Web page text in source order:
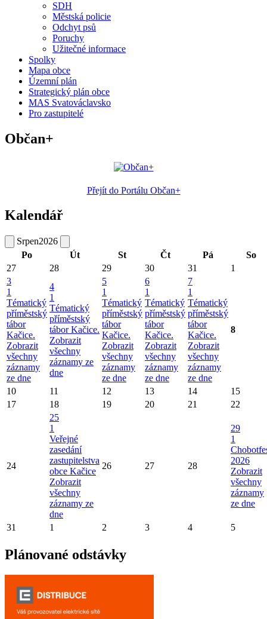
SDH
Městská policie
Odchyt psů
Poruchy
Užitečné informace
Spolky
Mapa obce
Územní plán
Strategický plán obce
MAS Svatováclavsko
Pro zastupitelé
Občan+
Přejít do Portálu Občan+
Kalendář
Srpen2026
Po
Út St Čt Pá
So
27
28 29 30 31
1
3
1
Tématický
příměstský
tábor
Kačice.
Zobrazit
všechny
záznamy
ze dne
4
1
Tématický
příměstský
tábor Kačice.
Zobrazit
všechny
záznamy ze
dne
5
1
Tématický
příměstský
tábor
Kačice.
Zobrazit
všechny
záznamy
ze dne
6
1
Tématický
příměstský
tábor
Kačice.
Zobrazit
všechny
záznamy
ze dne
7
1
Tématický
příměstský
tábor
Kačice.
Zobrazit
všechny
záznamy
ze dne
8
10 11 12 13 14
15
17
18 19 20 21 22
24
25
1
Veřejné
zasedání
zastupitelstva
obce Kačice
Zobrazit
všechny
záznamy ze
dne
26 27 28
29
1
2026
Zobrazit
všechny
záznamy
ze dne
31 1 2 3 4 5
Plánované odstávky